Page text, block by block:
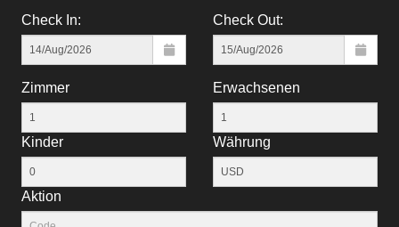
Check In: Check Out:
Zimmer Erwachsenen
Kinder Währung
Aktion